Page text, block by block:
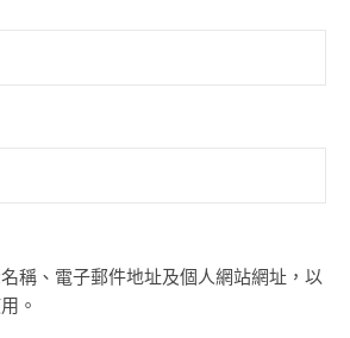
稱、電子郵件地址及個人網站網址，以
。